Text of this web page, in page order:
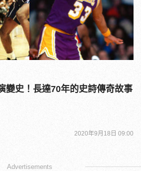
變史！長達70年的史詩傳奇故事
2020年9月18日 09:00
Advertisements